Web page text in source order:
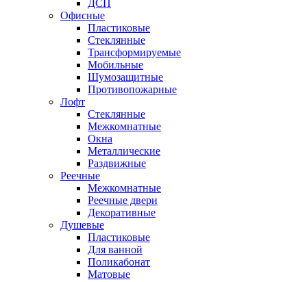
ДСП
Офисные
Пластиковые
Стеклянные
Трансформируемые
Мобильные
Шумозащитные
Противопожарные
Лофт
Стеклянные
Межкомнатные
Окна
Металлические
Раздвижные
Реечные
Межкомнатные
Реечные двери
Декоративные
Душевые
Пластиковые
Для ванной
Поликабонат
Матовые